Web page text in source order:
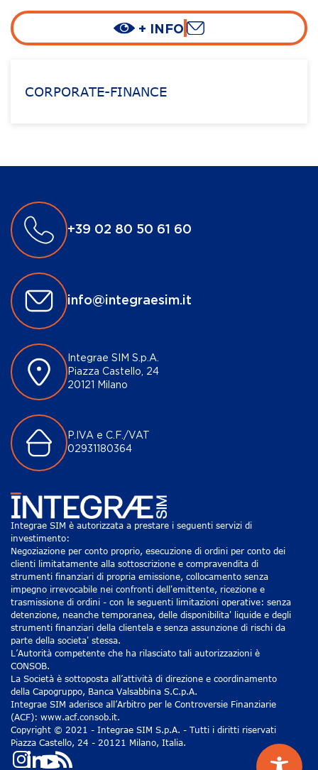
+ INFO
CORPORATE-FINANCE
+39 02 80 50 61 60
info@integraesim.it
Integrae SIM S.p.A.
Piazza Castello, 24
20121 Milano
P.IVA e C.F./VAT
02931180364
Integrae SIM è autorizzata a prestare i seguenti servizi di
investimento:
Negoziazione per conto proprio, esecuzione di ordini per conto dei
clienti limitatamente alla sottoscrizione e compravendita di
strumenti finanziari di propria emissione, collocamento senza
impegno irrevocabile nei confronti dell'emittente, ricezione e
trasmissione di ordini - con le seguenti limitazioni operative: senza
detenzione, neanche temporanea, delle disponibilita' liquide e degli
strumenti finanziari della clientela e senza assunzione di rischi da
parte della societa' stessa.
L’Autorità competente che ha rilasciato tali autorizzazioni è
CONSOB.
La Società è sottoposta all’attività di direzione e coordinamento
della Capogruppo, Banca Valsabbina S.C.p.A.
Integrae SIM aderisce all’Arbitro per le Controversie Finanziarie
(ACF): www.acf.consob.it.
Copyright © 2021 - Integrae SIM S.p.A. - Tutti i diritti riservati
Piazza Castello, 24 - 20121 Milano, Italia.